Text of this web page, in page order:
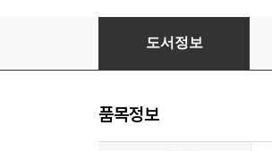
도서정보
품목정보